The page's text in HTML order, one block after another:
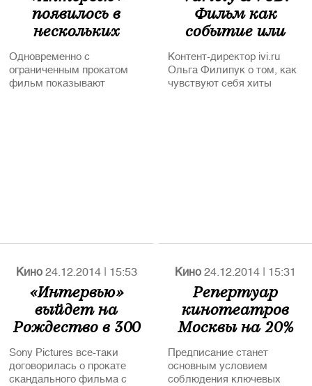
появилось в
нескольких
VOD-сервисах
Одновременно с
ограниченным прокатом
фильм показывают
Фильм как
событие или
фильм как бизнес-
кейс?
Контент-директор ivi.ru
Ольга Филипук о том, как
чувствуют себя хиты
Кино 24.12.2014 | 15:53
«Интервью»
выйдет на
Рождество в 300
американских
кинотеатров
Sony Pictures все-таки
договорилась о прокате
скандального фильма с
Кино 24.12.2014 | 15:31
Репертуар
кинотеатров
Москвы на 20%
российское кино
Предписание станет
основным условием
соблюдения ключевых